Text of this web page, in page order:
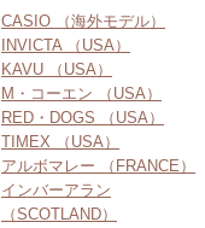
CASIO （海外モデル）
INVICTA （USA）
KAVU （USA）
M・コーエン （USA）
RED・DOGS （USA）
TIMEX （USA）
アルボマレー （FRANCE）
インバーアラン
（SCOTLAND）